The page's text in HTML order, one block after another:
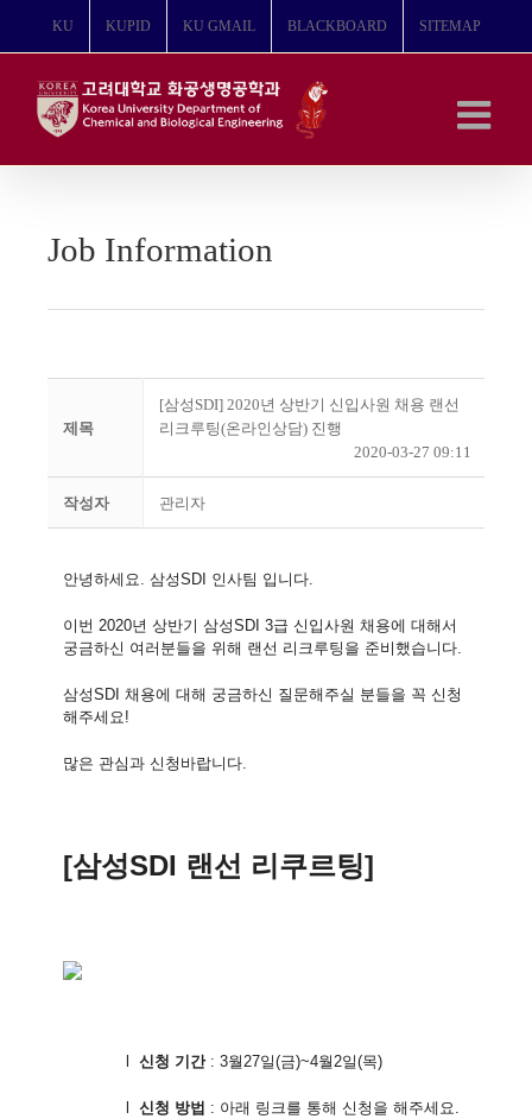
뛰
KU KUPID KU GMAIL BLACKBOARD SITEMAP
Job Information
제목
[삼성SDI] 2020년 상반기 신입사원 채용 랜선
리크루팅(온라인상담) 진행
2020-03-27 09:11
작성자 관리자
안녕하세요. 삼성SDI 인사팀 입니다.
이번 2020년 상반기 삼성SDI 3급 신입사원 채용에 대해서
궁금하신 여러분들을 위해 랜선 리크루팅을 준비했습니다.
삼성SDI 채용에 대해 궁금하신 질문해주실 분들을 꼭 신청
해주세요!
많은 관심과 신청바랍니다.
[삼성SDI 랜선 리쿠르팅]
신청 기간: 3월27일(금)~4월2일(목)
신청 방법 : 아래 링크를 통해 신청을 해주세요.